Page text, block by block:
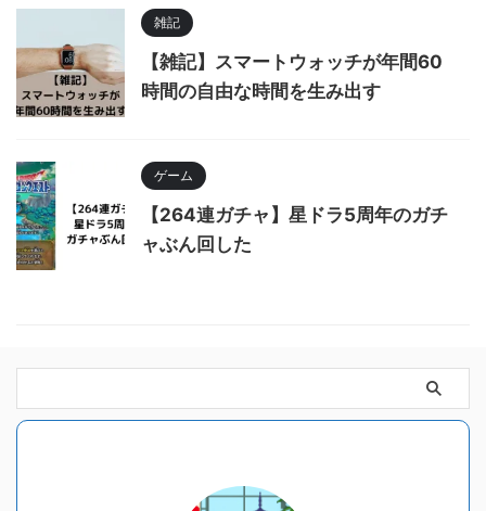
雑記
【雑記】スマートウォッチが年間60
時間の自由な時間を生み出す
ゲーム
【264連ガチャ】星ドラ5周年のガチ
ャぶん回した